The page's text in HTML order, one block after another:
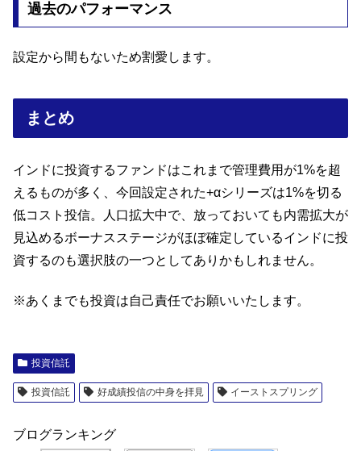
過去のパフォーマンス
設定から間もないため割愛します。
まとめ
インドに投資するファンドはこれまで管理費用が1%を超
えるものが多く、今回設定された+αシリーズは1%を切る
低コスト投信。人口拡大中で、放っておいても内需拡大が
見込めるボーナスステージがほぼ確定しているインドに投
資するのも選択肢の一つとしてありかもしれません。
※あくまでも投資は自己責任でお願いいたします。
投資信託
投資信託 好成績投信の中身を拝見 イーストスプリング
ブログランキング